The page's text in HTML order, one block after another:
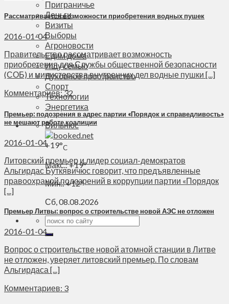
Приграничье
Деньги
Визиты
Выборы
Агроновости
Едим дома
Ищу семью
Духовное пространство
Спорт
Технологии
Энергетика
Вильнюс
+19°C
Макс.:+19°
Мин.:+12°
Сб, 08.08.2026
Рассматривается возможности приобретения водных пушек
2016-01-04
Правительство рассматривает возможность
приобретения для Службы общественной безопасности
(СОБ) и министерства внутренних дел водные пушки [...]
Комментариев: 32
Премьер: подозрения в адрес партии «Порядок и справедливость»
не мешают работе коалиции
2016-01-04
Литовский премьер и лидер социал-демократов
Альгирдас Буткявичюс говорит, что предъявленные
правоохраной подозрений в коррупции партии «Порядок
[...]
Премьер Литвы: вопрос о строительстве новой АЭС не отложен
2016-01-04
Вопрос о строительстве новой атомной станции в Литве
не отложен, уверяет литовский премьер. По словам
Альгирдаса [...]
Комментариев: 3